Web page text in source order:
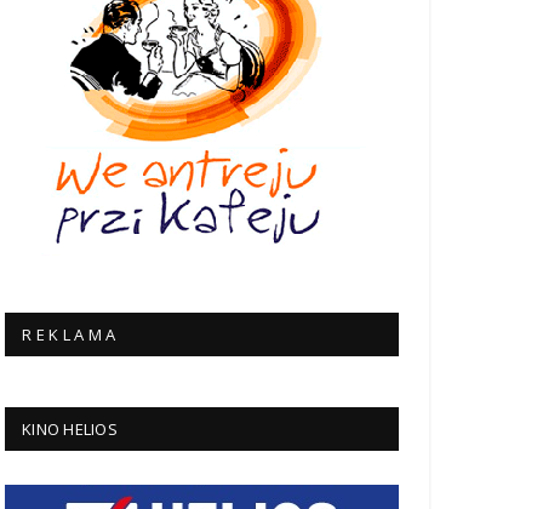
R E K L A M A
KINO HELIOS